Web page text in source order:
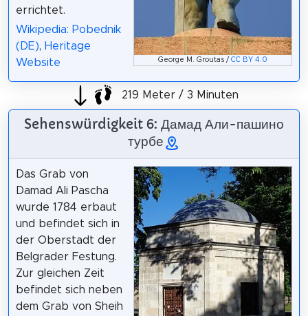
George M. Groutas /CC BY 4.0
errichtet.
Wikipedia: Pobednik
(DE), Heritage
Website
219 Meter / 3 Minuten
Sehenswürdigkeit 6: Дамад Али-пашино
турбе
Das Grab von
Damad Ali Pascha
wurde 1784 erbaut
und befindet sich in
der Oberstadt der
Belgrader Festung.
Zur gleichen Zeit
befindet sich neben
dem Grab von Sheih